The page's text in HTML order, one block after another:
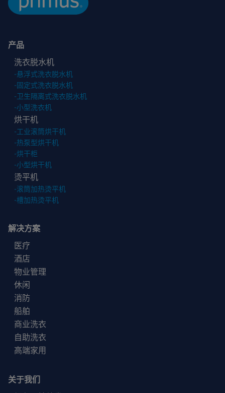
产品
洗衣脱水机
-悬浮式洗衣脱水机
- 固定式洗衣脱水机
- 卫生隔离式洗衣脱水机
-小型洗衣机
烘干机
-工业滚筒烘干机
-热泵型烘干机
-烘干柜
-小型烘干机
烫平机
-滚筒加热烫平机
-槽加热烫平机
解决方案
医疗
酒店
物业管理
休闲
消防
船舶
商业洗衣
自助洗衣
高端家用
关于我们